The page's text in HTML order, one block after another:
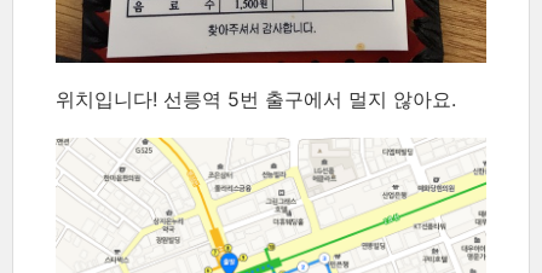
위치입니다! 선릉역 5번 출구에서 멀지 않아요.